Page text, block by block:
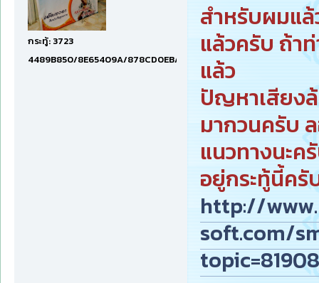
กระทู้: 3723
4489B850/8E65409A/878CD0EB/6E61CE55/70876DD8/80008
สำหรับผมแล้
แล้วครับ ถ้า
แล้ว
ปัญหาเสียง
มากวนครับ
แนวทางนะค
อยู่กระทู้นี้ครั
http://
soft.com/